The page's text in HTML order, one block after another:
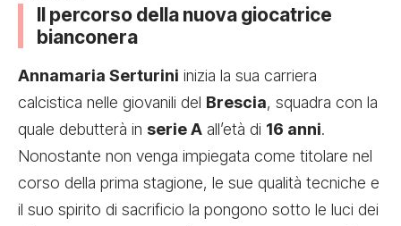
Il percorso della nuova giocatrice
bianconera
Annamaria Serturini inizia la sua carriera
calcistica nelle giovanili del Brescia, squadra con la
quale debutterà in serie A all’età di 16 anni.
Nonostante non venga impiegata come titolare nel
corso della prima stagione, le sue qualità tecniche e
il suo spirito di sacrificio la pongono sotto le luci dei